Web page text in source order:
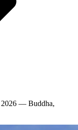
— Buddha,